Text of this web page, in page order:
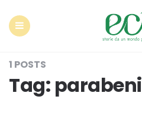
1 POSTS
Tag: parabeni